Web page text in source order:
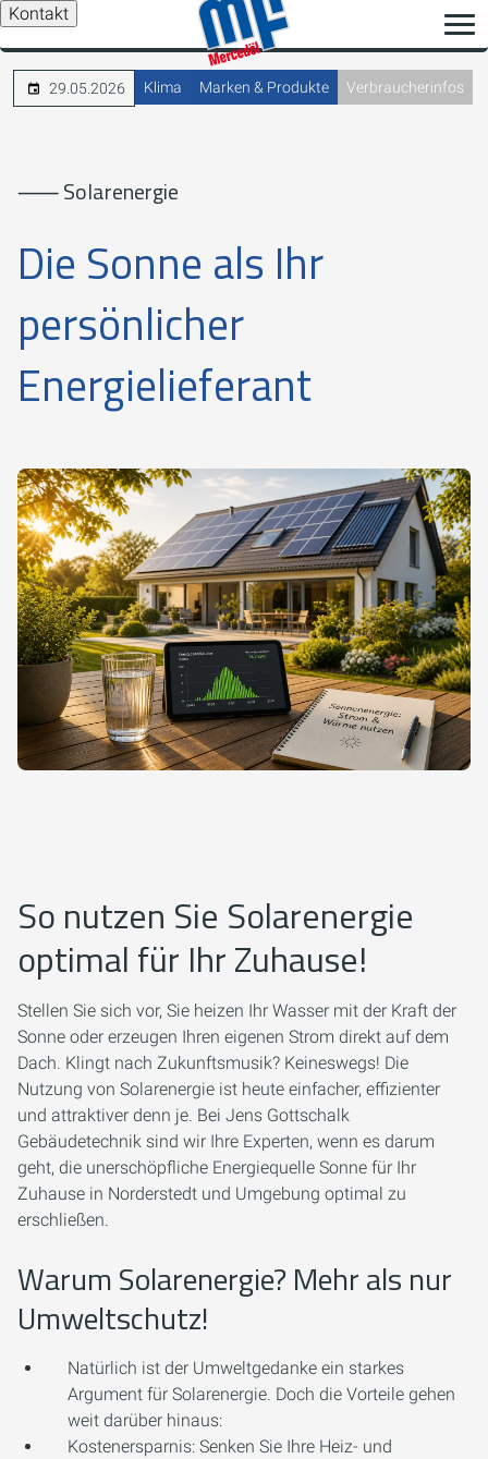
Kontakt
29.05.2026 Klima Marken & Produkte Verbraucherinfos
⸺ Solarenergie
Die Sonne als Ihr
persönlicher
Energielieferant
So nutzen Sie Solarenergie
optimal für Ihr Zuhause!
Stellen Sie sich vor, Sie heizen Ihr Wasser mit der Kraft der
Sonne oder erzeugen Ihren eigenen Strom direkt auf dem
Dach. Klingt nach Zukunftsmusik? Keineswegs! Die
Nutzung von Solarenergie ist heute einfacher, effizienter
und attraktiver denn je. Bei Jens Gottschalk
Gebäudetechnik sind wir Ihre Experten, wenn es darum
geht, die unerschöpfliche Energiequelle Sonne für Ihr
Zuhause in Norderstedt und Umgebung optimal zu
erschließen.
Warum Solarenergie? Mehr als nur
Umweltschutz!
Natürlich ist der Umweltgedanke ein starkes
Argument für Solarenergie. Doch die Vorteile gehen
weit darüber hinaus:
Kostenersparnis: Senken Sie Ihre Heiz- und